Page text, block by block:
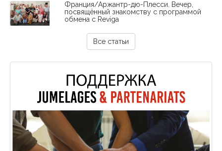
Франция/Аржантр-дю-Плесси. Вечер,
посвящённый знакомству с программой
обмена с Reviga
Все статьи